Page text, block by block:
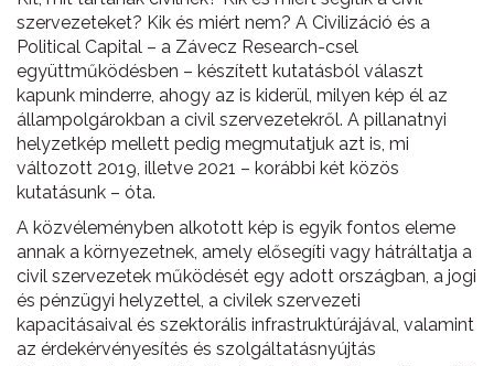
szervezeteket? Kik és miért nem? A Civilizáció és a
Political Capital – a Závecz Research-csel
együttműködésben – készített kutatásból választ
kapunk minderre, ahogy az is kiderül, milyen kép él az
állampolgárokban a civil szervezetekről. A pillanatnyi
helyzetkép mellett pedig megmutatjuk azt is, mi
változott 2019, illetve 2021 – korábbi két közös
kutatásunk – óta.
A közvéleményben alkotott kép is egyik fontos eleme
annak a környezetnek, amely elősegíti vagy hátráltatja a
civil szervezetek működését egy adott országban, a jogi
és pénzügyi helyzettel, a civilek szervezeti
kapacitásaival és szektorális infrastruktúrájával, valamint
az érdekérvényesítés és szolgáltatásnyújtás